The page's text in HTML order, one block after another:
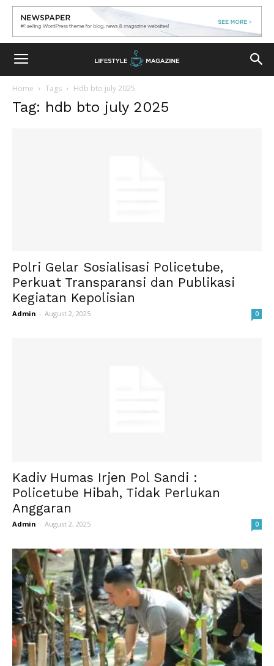
Home Tags Hdb bto july 2025
Tag: hdb bto july 2025
Polri Gelar Sosialisasi Policetube,
Perkuat Transparansi dan Publikasi
Kegiatan Kepolisian
Admin - August 2, 2025 0
Kadiv Humas Irjen Pol Sandi :
Policetube Hibah, Tidak Perlukan
Anggaran
Admin - August 2, 2025 0